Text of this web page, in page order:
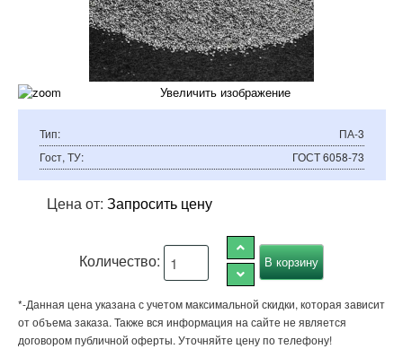
Увеличить изображение
Тип:
ПА-3
Гост, ТУ: ГОСТ 6058-73
Цена от: Запросить цену
Количество:
*-Данная цена указана с учетом максимальной скидки, которая зависит
от объема заказа. Также вся информация на сайте не является
договором публичной оферты. Уточняйте цену по телефону!